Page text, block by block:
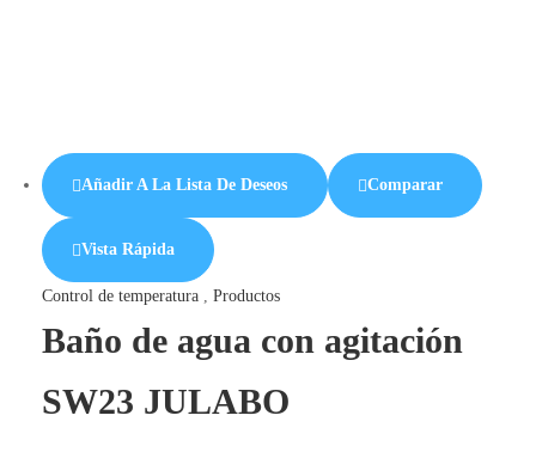
Añadir A La Lista De Deseos Comparar
Vista Rápida
Control de temperatura, Productos
Baño de agua con agitación
SW23 JULABO